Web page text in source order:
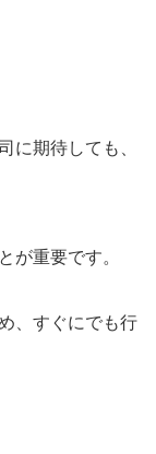
に期待しても、
が重要です。
、すぐにでも行